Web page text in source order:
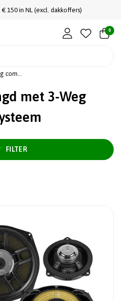
150 in NL (excl. dakkoffers)
0
3-Weg componentensysteem
met 3-Weg
FILTER